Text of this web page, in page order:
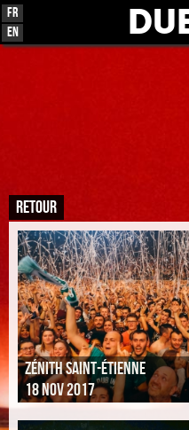
Fr
En
retour
ZÉNITH SAINT-ÉTIENNE
18 NOV 2017